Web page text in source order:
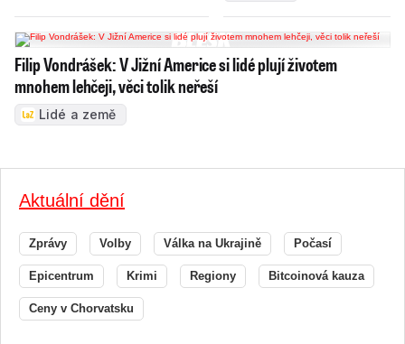
Filip Vondrášek: V Jižní Americe si lidé plují životem
mnohem lehčeji, věci tolik neřeší
Lidé a země
Aktuální dění
Zprávy Volby Válka na Ukrajině Počasí
Epicentrum Krimi Regiony Bitcoinová kauza
Ceny v Chorvatsku